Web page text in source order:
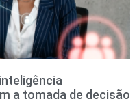
a tomada de decisão